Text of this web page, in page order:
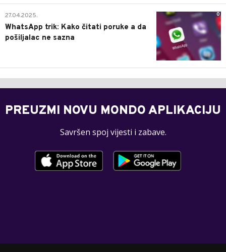
0
27.04.2025.
WhatsApp trik: Kako čitati poruke a da
pošiljalac ne sazna
PREUZMI NOVU MONDO APLIKACIJU
Savršen spoj vijesti i zabave.